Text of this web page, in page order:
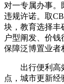
对一专属办事。
违规许诺。取
块，教育选择丰
户型阐发、价
保障泛博置业者
出行便利高效
点，城市更新